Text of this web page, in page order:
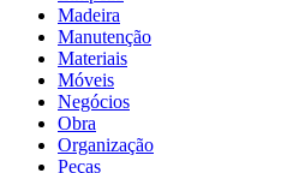
Madeira
Manutenção
Materiais
Móveis
Negócios
Obra
Organização
Peças